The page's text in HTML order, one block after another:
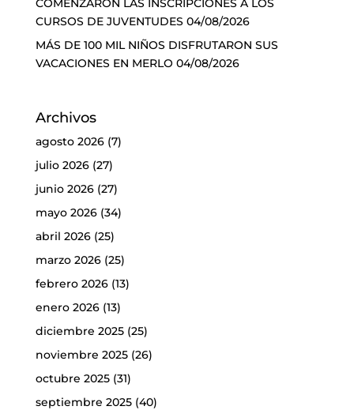
COMENZARON LAS INSCRIPCIONES A LOS
CURSOS DE JUVENTUDES 04/08/2026
MÁS DE 100 MIL NIÑOS DISFRUTARON SUS
VACACIONES EN MERLO 04/08/2026
Archivos
agosto 2026(7)
julio 2026(27)
junio 2026(27)
mayo 2026(34)
abril 2026(25)
marzo 2026(25)
febrero 2026(13)
enero 2026(13)
diciembre 2025(25)
noviembre 2025(26)
octubre 2025(31)
septiembre 2025(40)